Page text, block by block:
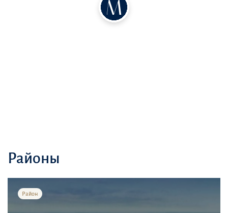
близости, обеспечивая всё необходимое для комфортной и
Районы
Район